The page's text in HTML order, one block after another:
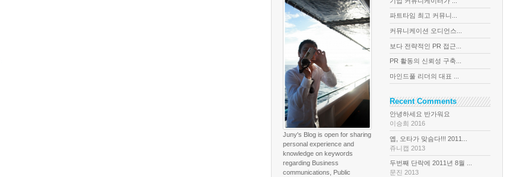
Juny's Blog is open for sharing
personal experience and
knowledge on keywords
regarding Business
communications, Public
파트타임 최고 커뮤니...
커뮤니케이션 오디언스...
보다 전략적인 PR 접근...
PR 활동의 신뢰성 구축...
마인드풀 리더의 대표 ...
Recent Comments
안녕하세요 반가워요
이승희 2016
옙, 오타가 맞슴다!!! 2011...
쥬니캡 2013
두번째 단락에 2011년 8월 ...
문진 2013